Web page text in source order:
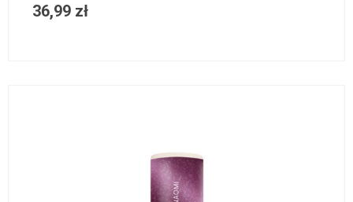
36,99 zł